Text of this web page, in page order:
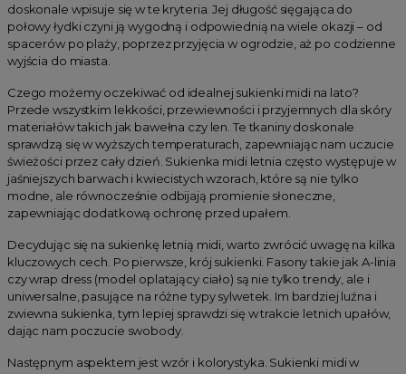
doskonale wpisuje się w te kryteria. Jej długość sięgająca do
połowy łydki czyni ją wygodną i odpowiednią na wiele okazji – od
spacerów po plaży, poprzez przyjęcia w ogrodzie, aż po codzienne
wyjścia do miasta.
Czego możemy oczekiwać od idealnej sukienki midi na lato?
Przede wszystkim lekkości, przewiewności i przyjemnych dla skóry
materiałów takich jak bawełna czy len. Te tkaniny doskonale
sprawdzą się w wyższych temperaturach, zapewniając nam uczucie
świeżości przez cały dzień. Sukienka midi letnia często występuje w
jaśniejszych barwach i kwiecistych wzorach, które są nie tylko
modne, ale równocześnie odbijają promienie słoneczne,
zapewniając dodatkową ochronę przed upałem.
Decydując się na sukienkę letnią midi, warto zwrócić uwagę na kilka
kluczowych cech. Po pierwsze, krój sukienki. Fasony takie jak A-linia
czy wrap dress (model oplatający ciało) są nie tylko trendy, ale i
uniwersalne, pasujące na różne typy sylwetek. Im bardziej luźna i
zwiewna sukienka, tym lepiej sprawdzi się w trakcie letnich upałów,
dając nam poczucie swobody.
Następnym aspektem jest wzór i kolorystyka. Sukienki midi w